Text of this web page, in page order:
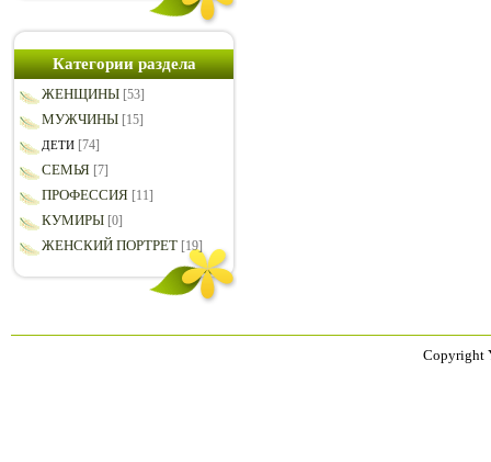
Категории раздела
ЖЕНЩИНЫ [53]
МУЖЧИНЫ [15]
ДЕТИ [74]
СЕМЬЯ [7]
ПРОФЕССИЯ [11]
КУМИРЫ [0]
ЖЕНСКИЙ ПОРТРЕТ [19]
Copyright